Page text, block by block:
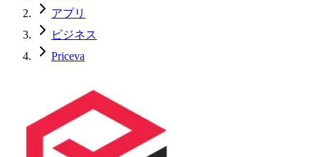
アプリ
ビジネス
Priceva